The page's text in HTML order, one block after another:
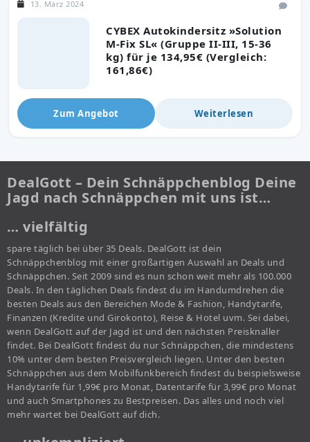
CYBEX Autokindersitz »Solution
M-Fix SL« (Gruppe II-III, 15-36
kg) für je 134,95€ (Vergleich:
161,86€)
13. März 2024
Zum Angebot Weiterlesen
DealGott – Dein Schnäppchenblog Deine
Jagd nach Schnäppchen mit uns ist…
… vielfältig
spare täglich bei über 35 Deals. DealGott ist dein
Schnäppchenblog mit einer großartigen Auswahl an Deals und
Schnäppchen. Seit 2009 sind es nun schon weit mehr als 100.000
Deals. In den täglichen Deals findest du im Handumdrehen die
besten Deals aus den Bereichen Mode & Fashion, Handytarife,
Finanzen (Kredite und Girokonto), Reise & Hotel uvm. Sei dabei,
wenn DealGott auf der Jagd ist und den nächsten Preisknaller
findet. Bei DealGott findest du nur Schnäppchen, die mindestens
10% unter dem besten Preisvergleich liegen. Unter den besten
Schnäppchen aus dem Mobilfunkbereich findest du beispielsweise
Handytarife für 1,99€ pro Monat, Datentarife für 3,99€ pro Monat
und auch Smartphones zu Bestpreisen. Das alles und noch viel
mehr wartet bei DealGott auf dich.